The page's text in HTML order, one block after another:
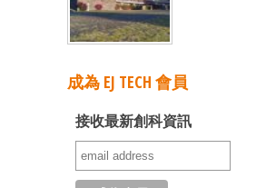
成為 EJ TECH 會員
接收最新創科資訊